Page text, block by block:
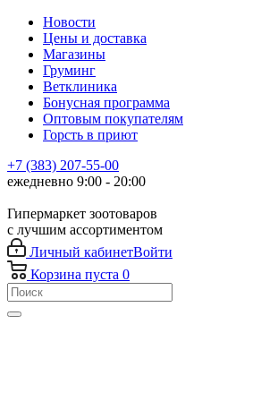
Новости
Цены и доставка
Магазины
Груминг
Ветклиника
Бонусная программа
Оптовым покупателям
Горсть в приют
+7 (383) 207-55-00
ежедневно 9:00 - 20:00
Гипермаркет зоотоваров
с лучшим ассортиментом
Личный кабинетВойти
Корзина пуста 0